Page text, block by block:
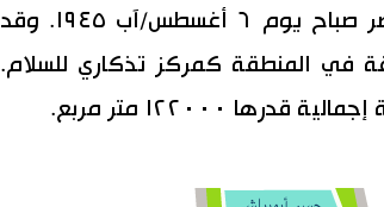
الانفجار لذلك فقد دمرت تماما في لمح البصر صباح يوم ٦ أغسطس/آب ١٩٤٥. وقد
في المنطقة كمركز تذكاري للسلام.